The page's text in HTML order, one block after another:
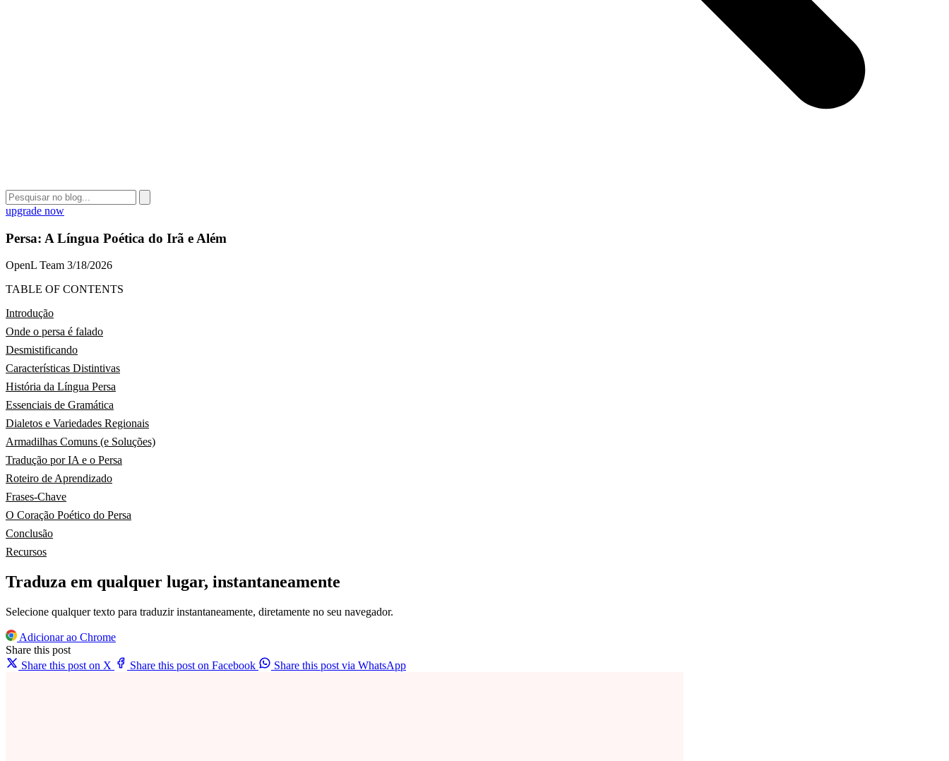
upgrade now
Persa: A Língua Poética do Irã e Além
OpenL Team 3/18/2026
TABLE OF CONTENTS
Introdução
Onde o persa é falado
Desmistificando
Características Distintivas
História da Língua Persa
Essenciais de Gramática
Dialetos e Variedades Regionais
Armadilhas Comuns (e Soluções)
Tradução por IA e o Persa
Roteiro de Aprendizado
Frases-Chave
O Coração Poético do Persa
Conclusão
Recursos
Traduza em qualquer lugar, instantaneamente
Selecione qualquer texto para traduzir instantaneamente, diretamente no seu navegador.
Adicionar ao Chrome
Share this post
Share this post on X
Share this post on Facebook Share this post via WhatsApp